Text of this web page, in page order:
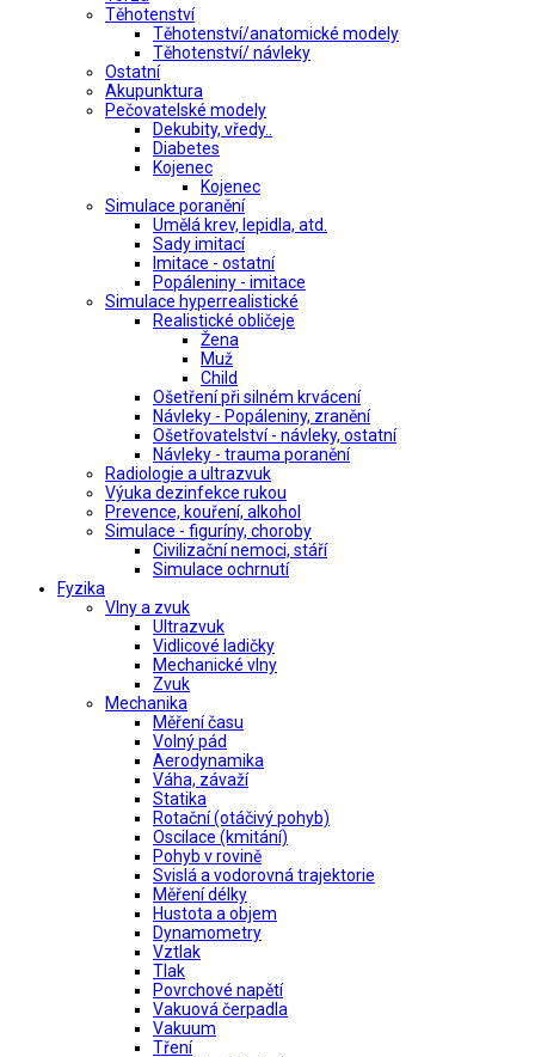
Těhotenství
Těhotenství/anatomické modely
Těhotenství/ návleky
Ostatní
Akupunktura
Pečovatelské modely
Dekubity, vředy..
Diabetes
Kojenec
Kojenec
Simulace poranění
Umělá krev, lepidla, atd.
Sady imitací
Imitace - ostatní
Popáleniny - imitace
Simulace hyperrealistické
Realistické obličeje
Žena
Muž
Child
Ošetření při silném krvácení
Návleky - Popáleniny, zranění
Ošetřovatelství - návleky, ostatní
Návleky - trauma poranění
Radiologie a ultrazvuk
Výuka dezinfekce rukou
Prevence, kouření, alkohol
Simulace - figuríny, choroby
Civilizační nemoci, stáří
Simulace ochrnutí
Fyzika
Vlny a zvuk
Ultrazvuk
Vidlicové ladičky
Mechanické vlny
Zvuk
Mechanika
Měření času
Volný pád
Aerodynamika
Váha, závaží
Statika
Rotační (otáčivý pohyb)
Oscilace (kmitání)
Pohyb v rovině
Svislá a vodorovná trajektorie
Měření délky
Hustota a objem
Dynamometry
Vztlak
Tlak
Povrchové napětí
Vakuová čerpadla
Vakuum
Tření